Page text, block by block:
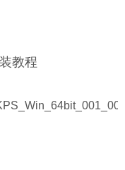
教程